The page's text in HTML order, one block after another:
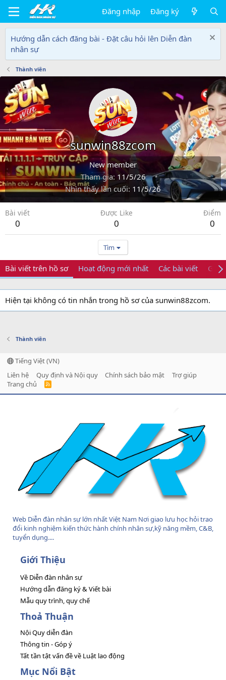
Đăng nhập Đăng ký
Hướng dẫn cách đăng bài - Đặt câu hỏi lên Diễn đàn
nhân sự
Thành viên
sunwin88zcom
New member
Tham gia 11/5/26
Nhìn thấy lần cuối 11/5/26
Bài viết
0
Được Like
0
Điểm
0
Tìm
Bài viết trên hồ sơ Hoạt động mới nhất Các bài viết Giới
Hiện tại không có tin nhắn trong hồ sơ của sunwin88zcom.
Thành viên
Tiếng Việt (VN)
Liên hệ
Quy định và Nội quy Chính sách bảo mật
Trợ giúp
Trang chủ
R
Web Diễn đàn nhân sự lớn nhất Việt Nam Nơi giao lưu học hỏi trao
đổi kinh nghiệm kiến thức hành chính nhân sự,kỹ năng mềm, C&B,
tuyển dụng....
Giới Thiệu
Về Diễn đàn nhân sự
Hướng dẫn đăng ký & Viết bài
Mẫu quy trình, quy chế
Thoả Thuận
Nội Quy diễn đàn
Thông tin - Góp ý
Tất tần tật vấn đề về Luật lao động
Mục Nổi Bật